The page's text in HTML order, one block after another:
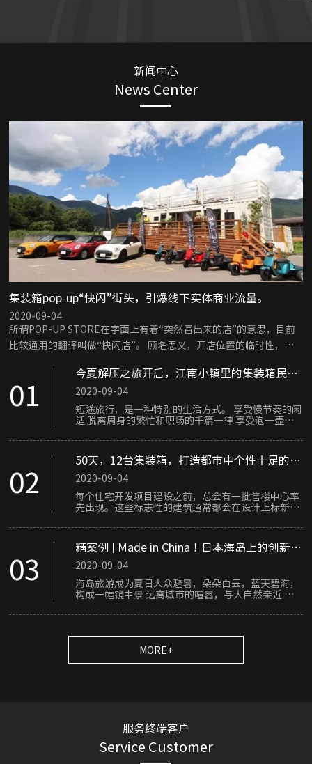
新闻中心
News Center
集装箱pop-up“快闪”街头，引爆线下实体商业流量。
2020-09-04
所谓POP-UP STORE在字面上有着“突然冒出来的店”的意思，目前
比较通用的翻译叫做“快闪店”。 顾名思义，开店位置的临时性，营
也许是在某个具有复古气质的报亭，也许是商场广场上充满设计感的
临时建筑。
01
今夏解压之旅开启，江南小镇里的集装箱民
宿，这是“极佳（集嘉）”的那厢。
2020-09-04
短途旅行，是一种特别的生活方式。 享受慢节奏的闲
适 脱离周身的繁忙和职场的千篇一律 享受泡一壶好
海亲朋 亲五湖友人 且吟且酌且同乐 回归***真自我
过真切的生活 此为民宿文化
02
50天，12台集装箱，打造都市中个性十足的售
楼处建筑。
2020-09-04
每个住宅开发项目建设之前，总会有一批售楼中心率
先出现。这些标志性的建筑通常都会在设计上标新立
买欲望......
03
精案例 | Made in China！日本海岛上的创新集
装箱度假酒店。
2020-09-04
海岛旅游成为夏日大众避暑，朵朵白云，蓝天碧海，
构成一幅镜中景 远离城市的喧嚣，与大自然亲近 得
的******旅游场所.....
MORE+
服务终端客户
Service Customer